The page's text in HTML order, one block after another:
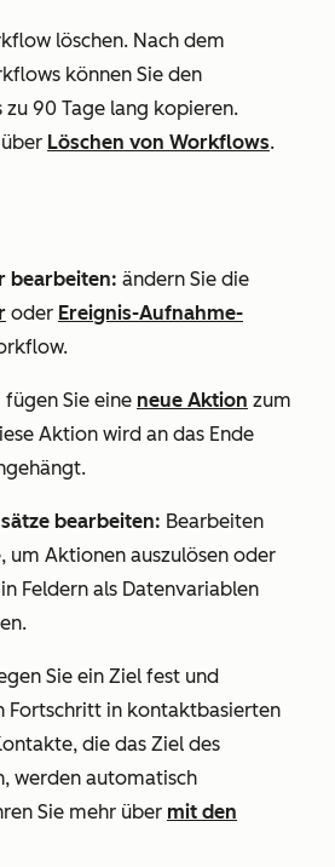
löschen. Nach dem
können Sie den
90 Tage lang kopieren.
Löschen von Workflows.
bearbeiten: ändern Sie die
oder Ereignis-Aufnahme-
fügen Sie eine neue Aktion zum
Aktion wird an das Ende
bearbeiten: Bearbeiten
um Aktionen auszulösen oder
Feldern als Datenvariablen
Sie ein Ziel fest und
Fortschritt in kontaktbasierten
die das Ziel des
werden automatisch
Sie mehr über mit den